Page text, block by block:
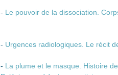
- Le pouvoir de la dissociation.
- Urgences radiologiques. Le récit
- La plume et le masque. Histoire